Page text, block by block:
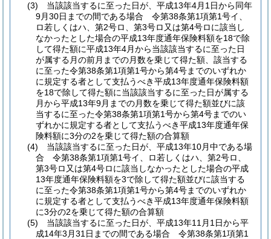
(3)
当該該当するに至った日が、平成13年4月1日から同年
9月30日までの間である場合 令第38条第1項第1号イ、
ロ若しくはハ、第2号ロ、第3号ロ又は第4号ロに該当し
なかったとした場合の平成13年度通年保険料額を18で除
して得た額に平成13年4月から当該該当するに至った日
が属する月の前月までの月数を乗じて得た額、該当する
に至った令第38条第1項第1号から第4号までのいずれか
に規定する者として支払うべき平成13年度通年保険料額
を18で除して得た額に当該該当するに至った日が属する
月から平成13年9月までの月数を乗じて得た額並びに該
当するに至った令第38条第1項第1号から第4号までのい
ずれかに規定する者として支払うべき平成13年度通年保
険料額に3分の2を乗じて得た額の合算額
(4)
当該該当するに至った日が、平成13年10月中である場
合 令第38条第1項第1号イ、ロ若しくはハ、第2号ロ、
第3号ロ又は第4号ロに該当しなかったとした場合の平成
13年度通年保険料額を3で除して得た額並びに該当する
に至った令第38条第1項第1号から第4号までのいずれか
に規定する者として支払うべき平成13年度通年保険料額
に3分の2を乗じて得た額の合算額
(5)
当該該当するに至った日が、平成13年11月1日から平
成14年3月31日までの間である場合 令第38条第1項第1